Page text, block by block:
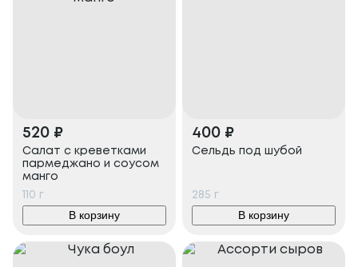
520 ₽
Салат с креветками
пармеджано и соусом
манго
110 г
В корзину
400 ₽
Сельдь под шубой
285 г
В корзину